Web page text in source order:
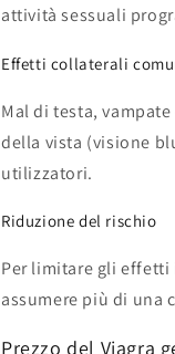
attività sessuali
Effetti collaterali
Mal di testa,
della vista (visione
utilizzatori.
Riduzione del rischio
Per limitare gli effetti
assumere più di una
Prezzo del Viagra